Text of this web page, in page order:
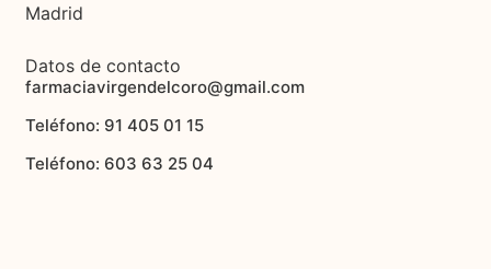
Madrid
Datos de contacto
farmaciavirgendelcoro@gmail.com
Teléfono: 91 405 01 15
Teléfono: 603 63 25 04